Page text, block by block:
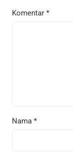
Komentar *
Nama *